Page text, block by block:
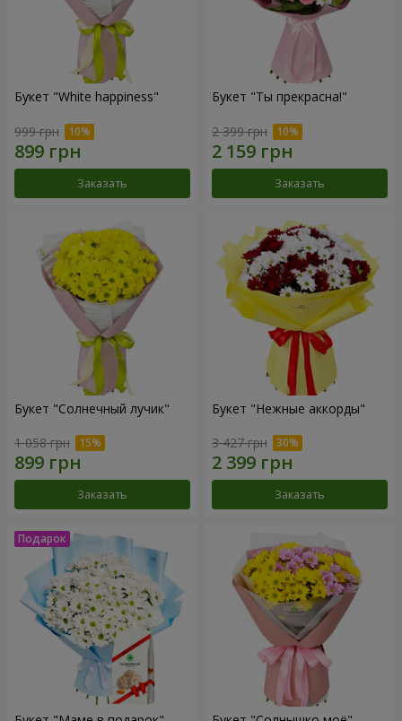
Букет "White happiness"
999 грн
Заказать
Букет "Ты прекрасна!"
2 399 грн
Заказать
Букет "Солнечный лучик"
1 058 грн
Заказать
Букет "Нежные аккорды"
3 427 грн
Заказать